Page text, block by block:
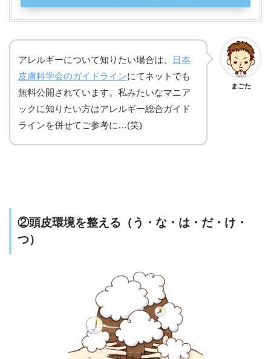
まごた
アレルギーについて知りたい場合は、
日本
皮膚科学会のガイドラインにてネットでも
無料公開されています。私みたいなマニア
ックに知りたい方はアレルギー総合ガイド
ラインを併せてご参考に…(笑)
②頭皮環境を整える（う・な・は・だ・け・
つ）